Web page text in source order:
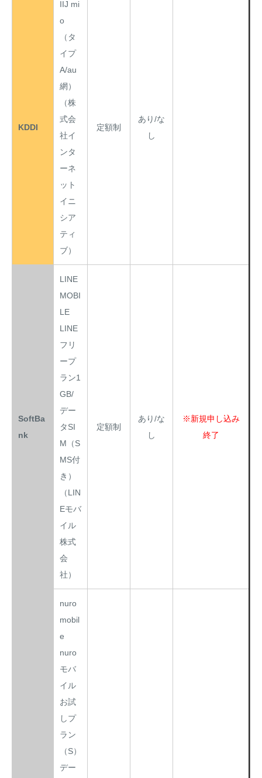
KDDI
IIJ mi
o
（タ
イプ
A/au
網）
（株
式会
社イ
ンタ
ーネ
ット
イニ
シア
ティ
ブ）
定額制
あり/な
し
SoftBa
nk
LINE
MOBI
LE
LINE
フリ
ープ
ラン1
GB/
デー
タSI
M（S
MS付
き）
（LIN
Eモバ
イル
株式
会
社）
定額制
あり/な
し
※新規申し込み
終了
nuro
mobil
e
nuro
モバ
イル
お試
しプ
ラン
（S）
デー